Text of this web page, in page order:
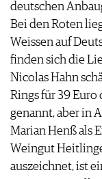
deutschen
Bei den Roten
Weissen auf
finden sich die
Nicolas Hahn
Rings für 39 Euro
genannt, aber in
Marian Henß als
Weingut
auszeichnet, ist